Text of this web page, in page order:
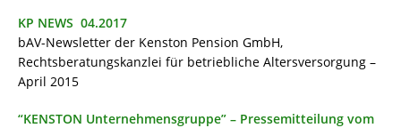
KP NEWS 04.2017
bAV-Newsletter der Kenston Pension GmbH,
Rechtsberatungskanzlei für betriebliche Altersversorgung –
April 2015
“KENSTON Unternehmensgruppe” – Pressemitteilung vom